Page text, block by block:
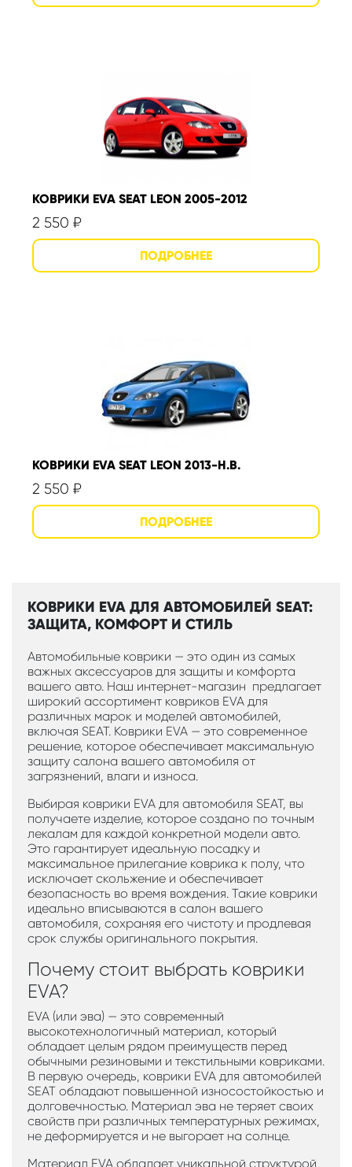
КОВРИКИ EVA SEAT LEON 2005-2012
2 550 ₽
КОВРИКИ EVA SEAT LEON 2013-Н.В.
2 550 ₽
КОВРИКИ EVA ДЛЯ АВТОМОБИЛЕЙ SEAT:
ЗАЩИТА, КОМФОРТ И СТИЛЬ
Автомобильные коврики — это один из самых
важных аксессуаров для защиты и комфорта
вашего авто. Наш интернет-магазин предлагает
широкий ассортимент ковриков EVA для
различных марок и моделей автомобилей,
включая SEAT. Коврики EVA — это современное
решение, которое обеспечивает максимальную
защиту салона вашего автомобиля от
загрязнений, влаги и износа.
Выбирая коврики EVA для автомобиля SEAT, вы
получаете изделие, которое создано по точным
лекалам для каждой конкретной модели авто.
Это гарантирует идеальную посадку и
максимальное прилегание коврика к полу, что
исключает скольжение и обеспечивает
безопасность во время вождения. Такие коврики
идеально вписываются в салон вашего
автомобиля, сохраняя его чистоту и продлевая
срок службы оригинального покрытия.
Почему стоит выбрать коврики
EVA?
EVA (или эва) — это современный
высокотехнологичный материал, который
обладает целым рядом преимуществ перед
обычными резиновыми и текстильными ковриками.
В первую очередь, коврики EVA для автомобилей
SEAT обладают повышенной износостойкостью и
долговечностью. Материал эва не теряет своих
свойств при различных температурных режимах,
не деформируется и не выгорает на солнце.
Материал EVA обладает уникальной структурой,